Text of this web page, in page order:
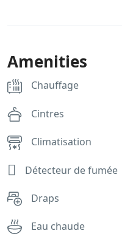
Amenities
Chauffage
Cintres
Climatisation
Détecteur de fumée
Draps
Eau chaude